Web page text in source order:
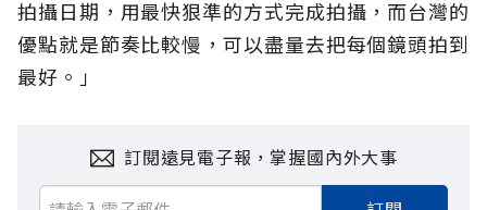
拍攝日期，用最快狠準的方式完成拍攝，而台灣的
優點就是節奏比較慢，可以盡量去把每個鏡頭拍到
最好。」
訂閱遠見電子報，掌握國內外大事